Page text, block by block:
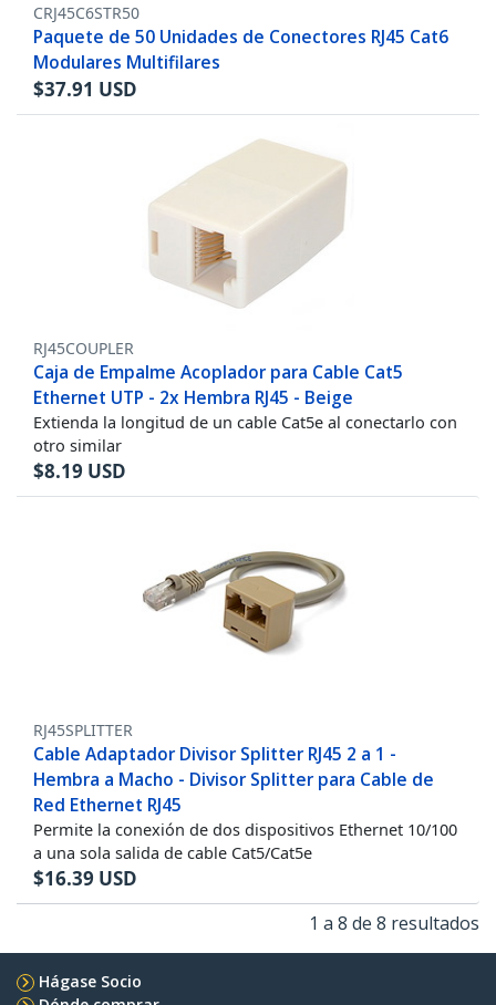
CRJ45C6STR50
Paquete de 50 Unidades de Conectores RJ45 Cat6
Modulares Multifilares
$37.91 USD
RJ45COUPLER
Caja de Empalme Acoplador para Cable Cat5
Ethernet UTP - 2x Hembra RJ45 - Beige
Extienda la longitud de un cable Cat5e al conectarlo con
otro similar
$8.19 USD
RJ45SPLITTER
Cable Adaptador Divisor Splitter RJ45 2 a 1 -
Hembra a Macho - Divisor Splitter para Cable de
Red Ethernet RJ45
Permite la conexión de dos dispositivos Ethernet 10/100
a una sola salida de cable Cat5/Cat5e
$16.39 USD
1 a 8 de 8 resultados
Hágase Socio